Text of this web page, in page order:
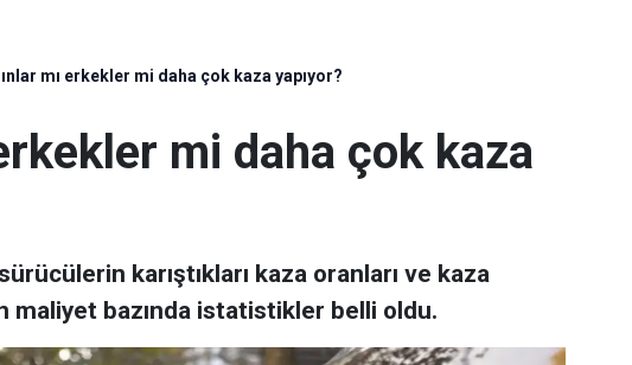
mı erkekler mi daha çok kaza yapıyor?
mi daha çok kaza
karıştıkları kaza oranları ve kaza
maliyet bazında istatistikler belli oldu.